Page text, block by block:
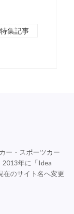
集記事
ー・スポーツカー
2013年に「Idea
在のサイト名へ変更